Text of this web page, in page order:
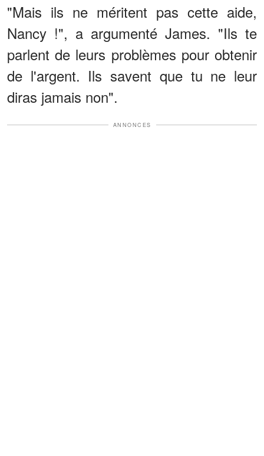
"Mais ils ne méritent pas cette aide,
Nancy !", a argumenté James. "Ils te
parlent de leurs problèmes pour obtenir
de l'argent. Ils savent que tu ne leur
diras jamais non".
ANNONCES